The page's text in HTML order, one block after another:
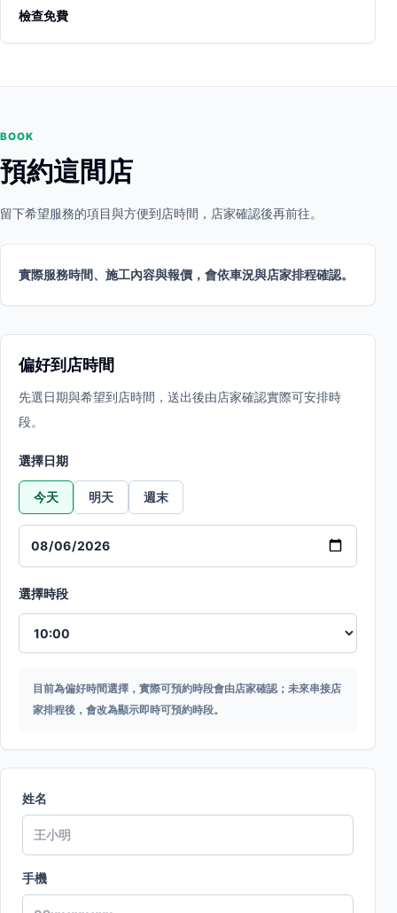
檢查免費
BOOK
預約這間店
留下希望服務的項目與方便到店時間，店家確認後再前往。
實際服務時間、施工內容與報價，會依車況與店家排程確認。
偏好到店時間
先選日期與希望到店時間，送出後由店家確認實際可安排時
段。
選擇日期
今天 明天 週末
選擇時段
目前為偏好時間選擇，實際可預約時段會由店家確認；未來串接店
家排程後，會改為顯示即時可預約時段。
姓名
手機